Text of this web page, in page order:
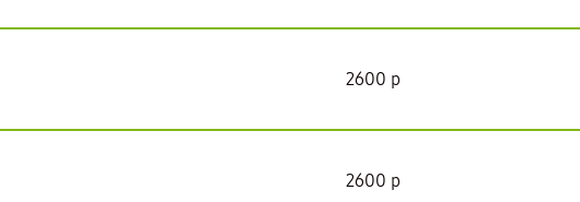
2600 р
2600 р